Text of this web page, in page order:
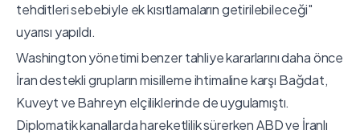
tehditleri sebebiyle ek kısıtlamaların getirilebileceği"
uyarısı yapıldı.
Washington yönetimi benzer tahliye kararlarını daha önce
İran destekli grupların misilleme ihtimaline karşı Bağdat,
Kuveyt ve Bahreyn elçiliklerinde de uygulamıştı.
Diplomatik kanallarda hareketlilik sürerken ABD ve İranlı